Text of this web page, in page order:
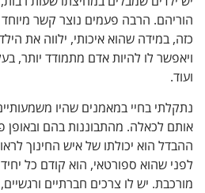
הרבה פעמים נוצר קשר מיוחד בין
שהוא איכותי, ילווה את הילד אל
לו להיות אדם מתמודד יותר, בעל
בחיי במאמנים שהיו משמעותיים,
לכאלה. מהתבוננות בהם ובאופן
הוא יכולתו של איש החינוך לראות את
שהוא ספורטאי, הוא קודם כל יחיד
יש לו צרכים חברתיים ורגשיים,